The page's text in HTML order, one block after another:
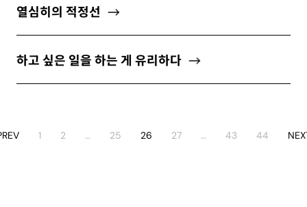
열심히의 적정선
하고 싶은 일을 하는 게 유리하다
1 2 … 25 26 27 … 43 44